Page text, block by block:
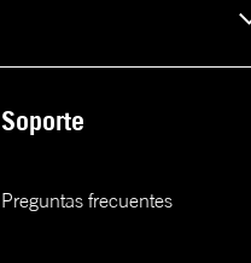
Soporte
Preguntas frecuentes